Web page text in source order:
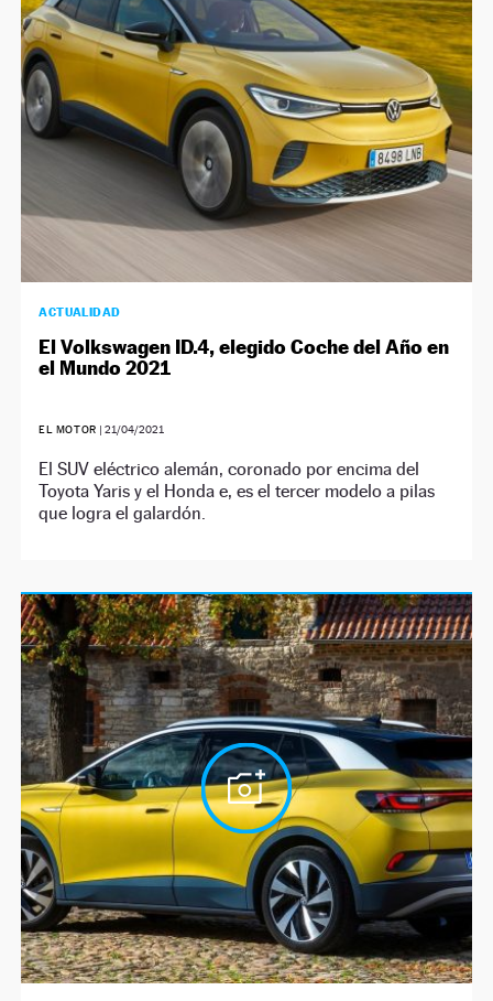
NEWSLETTER
SÍGUENOS
ACTUALIDAD
El Volkswagen ID.4, elegido Coche del Año en
el Mundo 2021
EL MOTOR | 21/04/2021
El SUV eléctrico alemán, coronado por encima del
Toyota Yaris y el Honda e, es el tercer modelo a pilas
que logra el galardón.